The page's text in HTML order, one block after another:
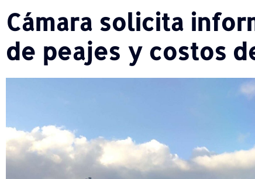
Cámara solicita
de peajes y costos